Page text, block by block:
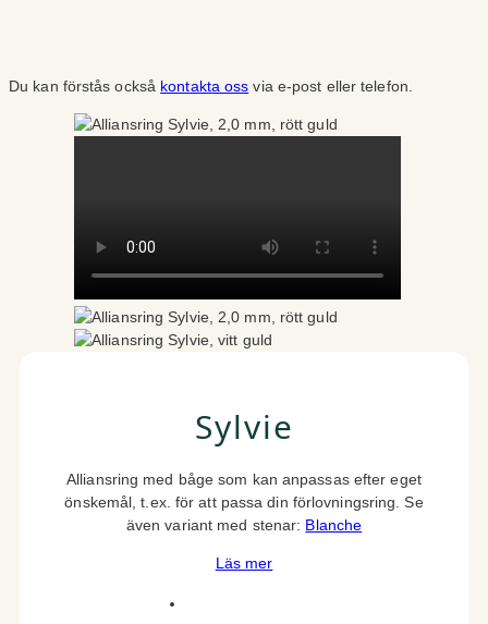
Du kan förstås också kontakta oss via e-post eller telefon.
Sylvie
Alliansring med båge som kan anpassas efter eget
önskemål, t.ex. för att passa din förlovningsring. Se
även variant med stenar: Blanche
Läs mer